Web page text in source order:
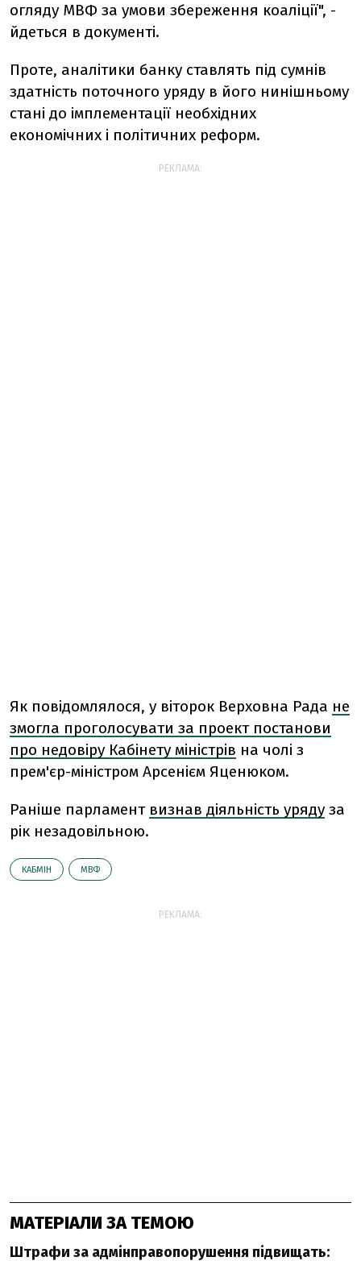
огляду МВФ за умови збереження коаліції", -
йдеться в документі.
Проте, аналітики банку ставлять під сумнів
здатність поточного уряду в його нинішньому
стані до імплементації необхідних
економічних і політичних реформ.
РЕКЛАМА:
Як повідомлялося, у віторок Верховна Рада не
змогла проголосувати за проект постанови
про недовіру Кабінету міністрів на чолі з
прем'єр-міністром Арсенієм Яценюком.
Раніше парламент визнав діяльність уряду за
рік незадовільною.
КАБМІН МВФ
РЕКЛАМА:
МАТЕРІАЛИ ЗА ТЕМОЮ
Штрафи за адмінправопорушення підвищать: